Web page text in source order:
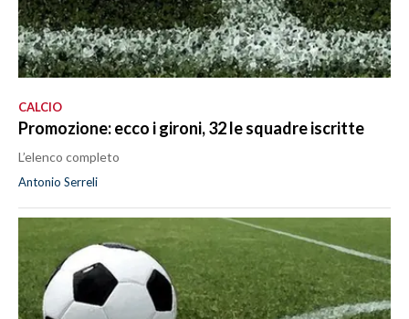
CALCIO
Promozione: ecco i gironi, 32 le squadre iscritte
L’elenco completo
Antonio Serreli